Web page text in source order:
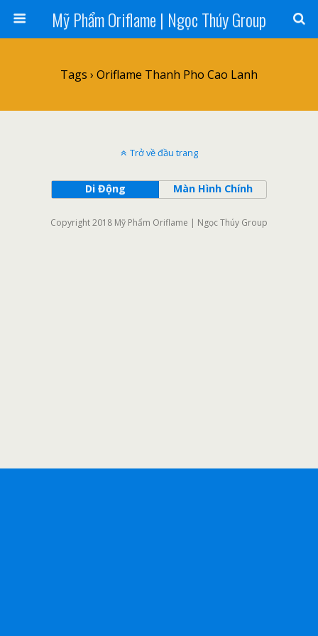
Mỹ Phẩm Oriflame | Ngọc Thúy Group
Tags › Oriflame Thanh Pho Cao Lanh
Trở về đầu trang
Di Động Màn Hình Chính
Copyright 2018 Mỹ Phẩm Oriflame | Ngọc Thúy Group